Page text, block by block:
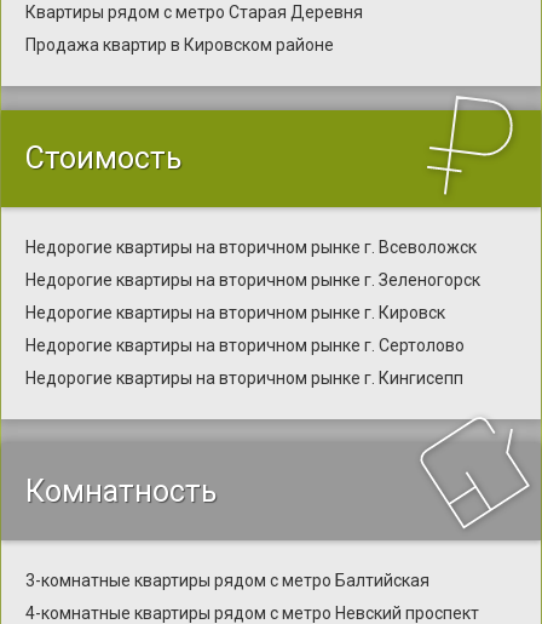
Квартиры рядом с метро Старая Деревня
Продажа квартир в Кировском районе
Стоимость
Недорогие квартиры на вторичном рынке г. Всеволожск
Недорогие квартиры на вторичном рынке г. Зеленогорск
Недорогие квартиры на вторичном рынке г. Кировск
Недорогие квартиры на вторичном рынке г. Сертолово
Недорогие квартиры на вторичном рынке г. Кингисепп
Комнатность
3-комнатные квартиры рядом с метро Балтийская
4-комнатные квартиры рядом с метро Невский проспект